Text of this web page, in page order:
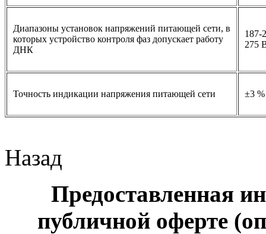
Диапазоны установок напряжений питающей сети, в
которых устройство контроля фаз допускает работу
ДНК
187-
275
Точность индикации напряжения питающей сети ±3 %
Назад
Предоставленная
публичной оферте